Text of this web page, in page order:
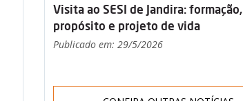
Visita ao SESI de Jandira: formação,
propósito e projeto de vida
Publicado em: 29/5/2026